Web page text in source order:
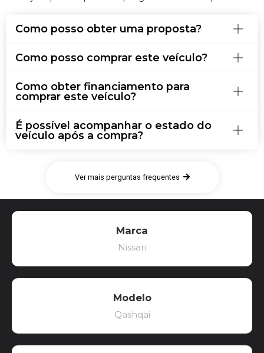
Como posso obter uma proposta?
Como posso comprar este veículo?
Como obter financiamento para
comprar este veículo?
É possível acompanhar o estado do
veículo após a compra?
Ver mais perguntas frequentes
Marca
Nissan
Modelo
Qashqai